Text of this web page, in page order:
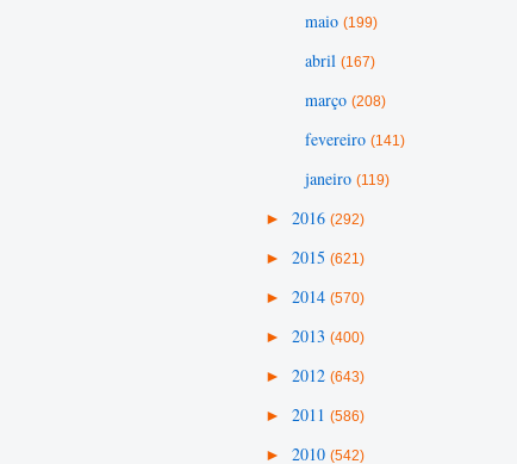
maio (199)
abril (167)
março (208)
fevereiro (141)
janeiro (119)
► 2016 (292)
► 2015 (621)
► 2014 (570)
► 2013 (400)
► 2012 (643)
► 2011 (586)
► 2010 (542)